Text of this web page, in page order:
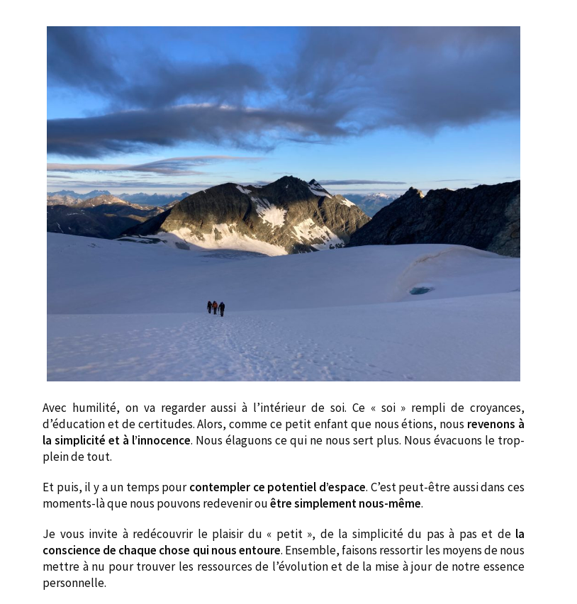
Avec humilité, on va regarder aussi à l’intérieur de soi. Ce « soi » rempli de croyances,
d’éducation et de certitudes. Alors, comme ce petit enfant que nous étions, nous revenons à
la simplicité et à l’innocence. Nous élaguons ce qui ne nous sert plus. Nous évacuons le trop-
plein de tout.
Et puis, il y a un temps pourcontempler ce potentiel d’espace. C’est peut-être aussi dans ces
moments-là que nous pouvons redevenir ouêtre simplement nous-même.
Je vous invite à redécouvrir le plaisir du « petit », de la simplicité du pas à pas et de la
conscience de chaque chose qui nous entoure. Ensemble, faisons ressortir les moyens de nous
mettre à nu pour trouver les ressources de l’évolution et de la mise à jour de notre essence
personnelle.